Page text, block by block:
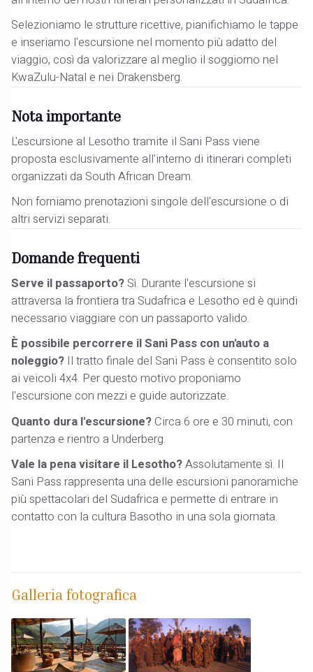
Selezioniamo le strutture ricettive, pianifichiamo le tappe
e inseriamo l'escursione nel momento più adatto del
viaggio, così da valorizzare al meglio il soggiorno nel
KwaZulu-Natal e nei Drakensberg.
Nota importante
L'escursione al Lesotho tramite il Sani Pass viene
proposta esclusivamente all'interno di itinerari completi
organizzati da South African Dream.
Non forniamo prenotazioni singole dell'escursione o di
altri servizi separati.
Domande frequenti
Serve il passaporto? Sì. Durante l'escursione si
attraversa la frontiera tra Sudafrica e Lesotho ed è quindi
necessario viaggiare con un passaporto valido.
È possibile percorrere il Sani Pass con un'auto a
noleggio? Il tratto finale del Sani Pass è consentito solo
ai veicoli 4x4. Per questo motivo proponiamo
l'escursione con mezzi e guide autorizzate.
Quanto dura l'escursione?Circa 6 ore e 30 minuti, con
partenza e rientro a Underberg.
Vale la pena visitare il Lesotho?Assolutamente sì. Il
Sani Pass rappresenta una delle escursioni panoramiche
più spettacolari del Sudafrica e permette di entrare in
contatto con la cultura Basotho in una sola giornata.
Galleria fotografica